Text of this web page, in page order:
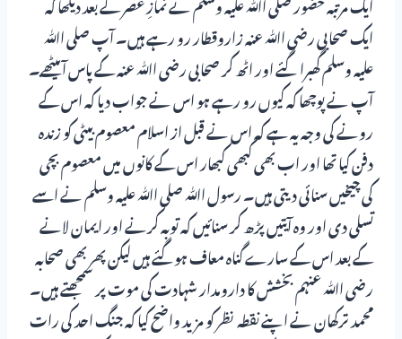
ایک صحابی رضی اﷲ عنہ زاروقطار رو رہے ہیں۔ آپ صلی اﷲ
علیہ وسلم گھبرا گئے اور اٹھ کر صحابی رضی اﷲ عنہ کے پاس آبیٹھے۔
آپ نے پوچھا کہ کیوں رو رہے ہو اس نے جواب دیا کہ اس کے
رونے کی وجہ یہ ہے کہ اس نے قبل از اسلام معصوم بیٹی کو زندہ
دفن کیا تھا اور اب بھی کبھی کبھار اس کے کانوں میں معصوم بچی
کی چیخیں سنائی دیتی ہیں۔ رسول اﷲ صلی اﷲ علیہ وسلم نے اسے
تسلی دی اور وہ آیتیں پڑھ کر سنائیں کہ توبہ کرنے اور ایمان لانے
کے بعد اس کے سارے گناہ معاف ہوگئے ہیں لیکن پھر بھی صحابہ
رضی اﷲ عنہم بخشش کا دارومدار شہادت کی موت پر سمجھتے ہیں۔
محمد ترکھان نے اپنے نقطہ نظر کو مزید واضح کیا کہ جنگ احد کی رات